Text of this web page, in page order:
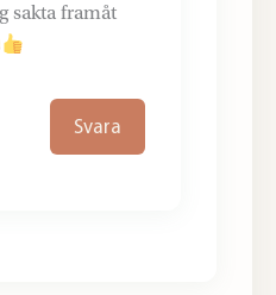
sakta framåt
Svara